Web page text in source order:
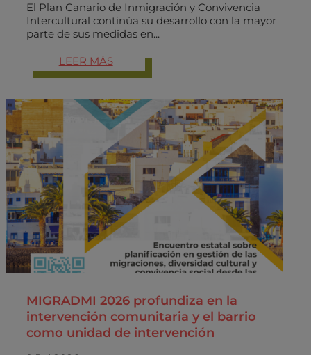
El Plan Canario de Inmigración y Convivencia
Intercultural continúa su desarrollo con la mayor
parte de sus medidas en...
LEER MÁS
MIGRADMI 2026 profundiza en la
intervención comunitaria y el barrio
como unidad de intervención